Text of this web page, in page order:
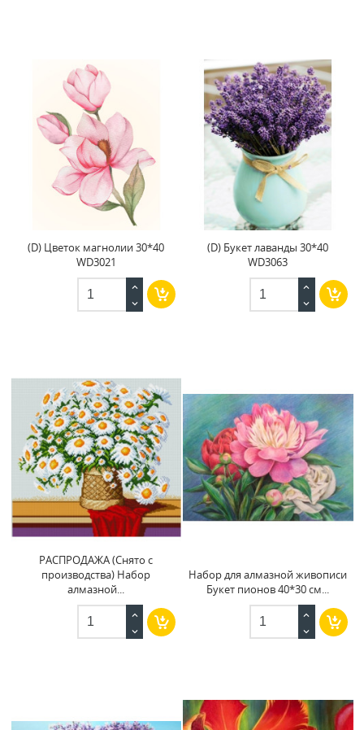
(D) Цветок магнолии 30*40
WD3021
(D) Букет лаванды 30*40
WD3063
РАСПРОДАЖА (Снято с
производства) Набор
алмазной...
Набор для алмазной живописи
Букет пионов 40*30 см...